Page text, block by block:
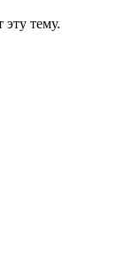
эту тему.